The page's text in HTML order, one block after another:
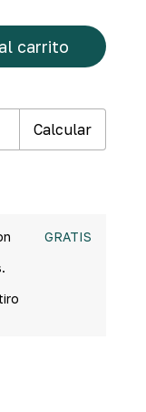
Calcular
GRATIS